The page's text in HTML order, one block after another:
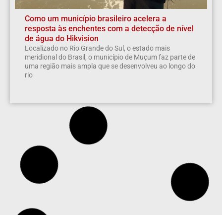
Como um município brasileiro acelera a
resposta às enchentes com a detecção de nível
de água do Hikvision
Localizado no Rio Grande do Sul, o estado mais
meridional do Brasil, o município de Muçum faz parte de
uma região mais ampla que se desenvolveu ao longo do
rio